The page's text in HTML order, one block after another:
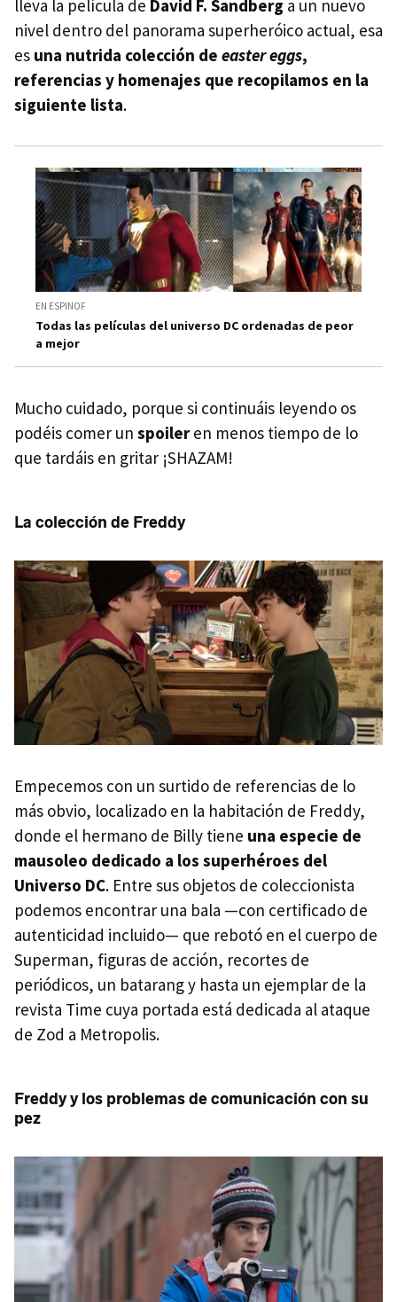
lleva la película de David F. Sandberg a un nuevo
nivel dentro del panorama superheróico actual, esa
es una nutrida colección de easter eggs,
referencias y homenajes que recopilamos en la
siguiente lista.
EN ESPINOF
Todas las películas del universo DC ordenadas de peor
a mejor
Mucho cuidado, porque si continuáis leyendo os
podéis comer un spoileren menos tiempo de lo
que tardáis en gritar ¡SHAZAM!
La colección de Freddy
Empecemos con un surtido de referencias de lo
más obvio, localizado en la habitación de Freddy,
donde el hermano de Billy tiene una especie de
mausoleo dedicado a los superhéroes del
Universo DC. Entre sus objetos de coleccionista
podemos encontrar una bala —con certificado de
autenticidad incluido— que rebotó en el cuerpo de
Superman, figuras de acción, recortes de
periódicos, un batarang y hasta un ejemplar de la
revista Time cuya portada está dedicada al ataque
de Zod a Metropolis.
Freddy y los problemas de comunicación con su
pez